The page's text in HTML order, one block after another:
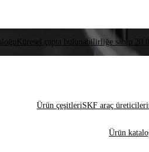
Küresel çapta bulunabilirliğe sahip
Ürün çeşitleriSKF araç
Ürün